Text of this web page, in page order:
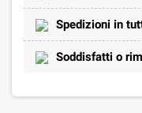
Spedizioni in
Soddisfatti o